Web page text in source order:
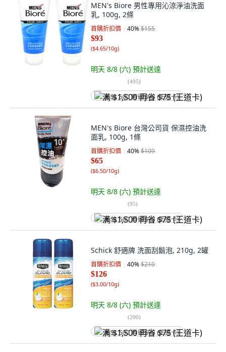
MEN's Biore 男性專用沁涼淨油洗面
乳, 100g, 2條
首購折扣價 40%$155
$93
($4.65/10g)
明天 8/8 (六) 預計送達
(495)
满 $1,500 再省 $75 (王道卡)
MEN's Biore 台灣公司貨 保濕控油洗
面乳, 100g, 1條
首購折扣價 40%$109
$65
($6.50/10g)
明天 8/8 (六) 預計送達
(95)
满 $1,500 再省 $75 (王道卡)
Schick 舒適牌 洗面刮鬍泡, 210g, 2罐
首購折扣價 40%$210
$126
($3.00/10g)
明天 8/8 (六) 預計送達
(290)
满 $1,500 再省 $75 (王道卡)